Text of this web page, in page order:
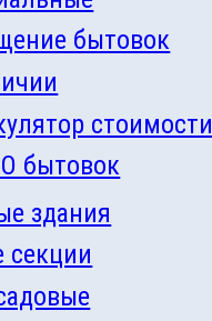
бытовок
стоимости
бытовок
здания
секции